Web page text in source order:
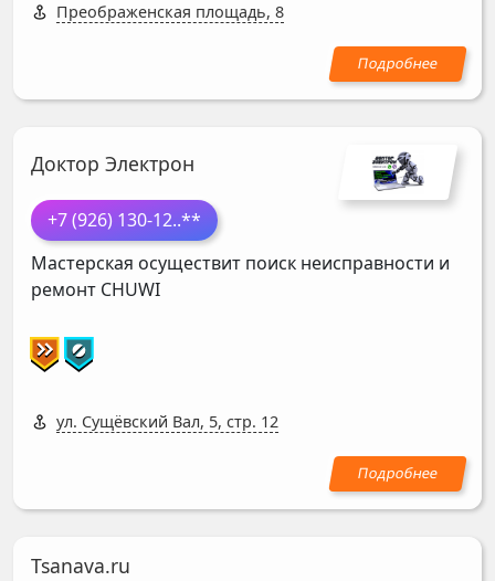
Преображенская площадь, 8
Доктор Электрон
+7 (926) 130-12..**
Мастерская осуществит поиск неисправности и
ремонт CHUWI
ул. Сущёвский Вал, 5, стр. 12
Tsanava.ru